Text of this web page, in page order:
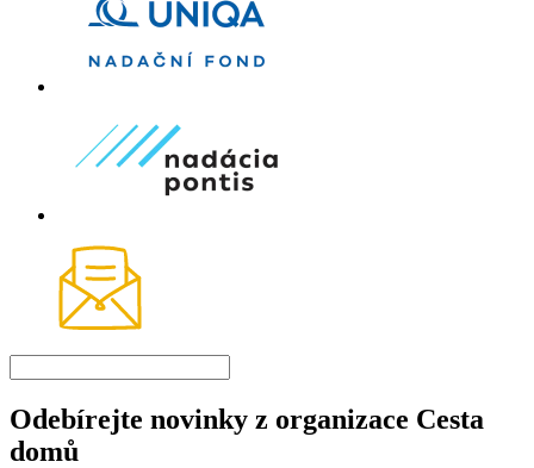
Odebírejte novinky z organizace Cesta
domů